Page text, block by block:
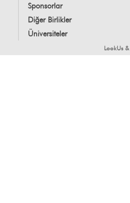
Sponsorlar
Diğer Birlikler
Üniversiteler
LookUs&